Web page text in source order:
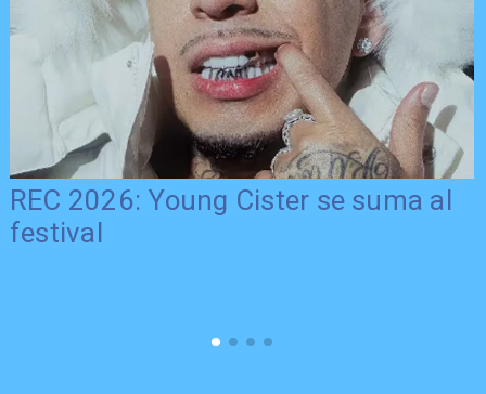
REC 2026: Young Cister se suma al
festival